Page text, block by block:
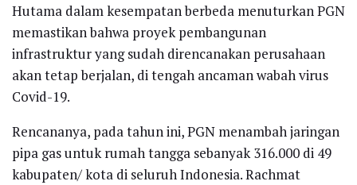
Hutama dalam kesempatan berbeda menuturkan PGN
memastikan bahwa proyek pembangunan
infrastruktur yang sudah direncanakan perusahaan
akan tetap berjalan, di tengah ancaman wabah virus
Covid-19.
Rencananya, pada tahun ini, PGN menambah jaringan
pipa gas untuk rumah tangga sebanyak 316.000 di 49
kabupaten/ kota di seluruh Indonesia. Rachmat